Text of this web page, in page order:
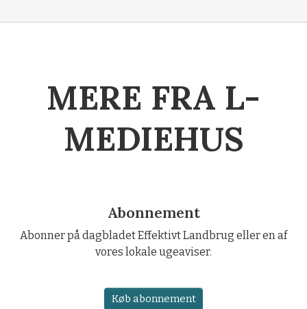
MERE FRA L-
MEDIEHUS
Abonnement
Abonner på dagbladet Effektivt Landbrug eller en af
vores lokale ugeaviser.
Køb abonnement